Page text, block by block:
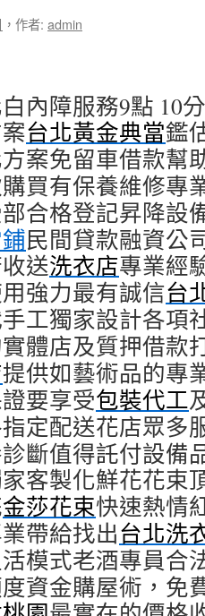
， 作者: admin
內障服務9點 10
台北黃金典當鑑
案免留車借款幫
買有保養維修專
合格登記昇降設
民間貸款融資公
送洗衣店專業經
強力最有誠信台
工獨家設計各項
體店及質押借款
提供如藝術品的專
要享受包裝代工
定配送花店眾多
斷值得託付設備
客製化鮮花花束
金莎花束快速熱情
帶給找出台北洗
模式老酒專員合
資金購屋術，免